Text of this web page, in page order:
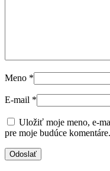
Meno *
E-mail *
Uložiť moje meno, e-
pre moje budúce komentáre.